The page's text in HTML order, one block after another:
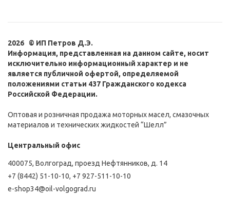
2026 © ИП Петров Д.Э.
Информация, представленная на данном сайте, носит
исключительно информационный характер и не
является публичной офертой, определяемой
положениями статьи 437 Гражданского кодекса
Российской Федерации.
Оптовая и розничная продажа моторных масел, смазочных
материалов и технических жидкостей “Шелл”
Центральный офис
400075, Волгоград, проезд Нефтянников, д. 14
+7 (8442) 51-10-10, +7 927-511-10-10
e-shop34@oil-volgograd.ru